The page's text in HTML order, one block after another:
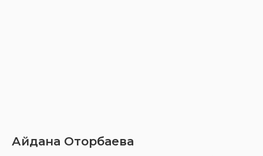
Айдана Оторбаева